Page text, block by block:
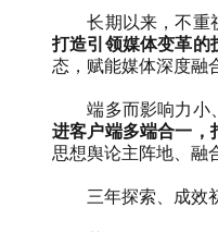
长期以来，不重
打造引领媒体变革的
态，赋能媒体深度融
端多而影响力小
进客户端多端合一，
思想舆论主阵地、融
三年探索、成效